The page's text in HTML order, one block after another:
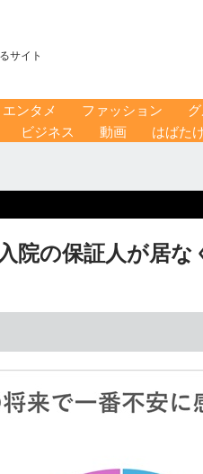
サイト
エンタメ ファッション
ビジネス 動画 はばた
院の保証人が居な